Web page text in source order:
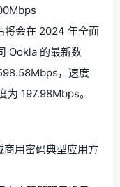
将会在 2024 年全面
Ookla 的最新数
，速度
197.98Mbps。
用密码典型应用方